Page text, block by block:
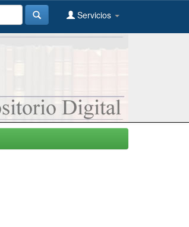
Servicios